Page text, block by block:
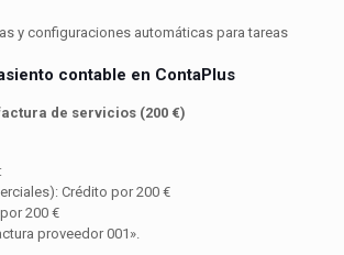
y configuraciones automáticas para tareas
contable en ContaPlus
de servicios (200 €)
Crédito por 200 €
200 €
proveedor 001».